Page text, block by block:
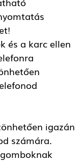
és a karc ellen
igazán
számára.